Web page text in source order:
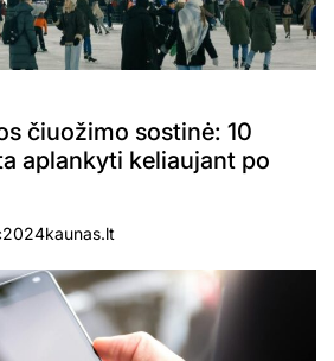
čiuožimo sostinė: 10
aplankyti keliaujant po